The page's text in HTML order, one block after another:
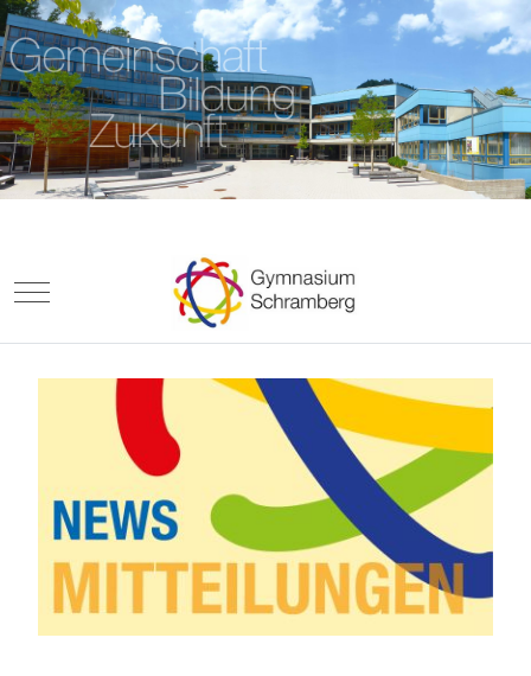
Mobile Menu Toggle